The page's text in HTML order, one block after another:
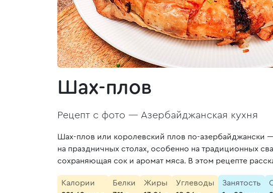
Шах-плов
Рецепт с фото — Азербайджанская кухня
Шах-плов или королевский плов по-азербайджански
на праздничных столах, особенно на традиционных
сохраняющая сок и аромат мяса. В этом рецепте
Калории
Белки
Жиры
Углеводы
Занятость